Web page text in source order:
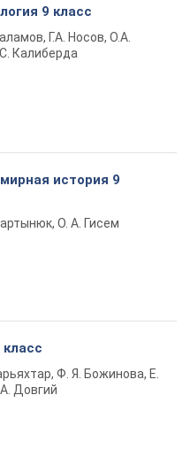
9 класс
Г.А. Носов, О.А.
Калиберда
история 9
О. А. Гисем
Ф. Я. Божинова, Е.
Довгий